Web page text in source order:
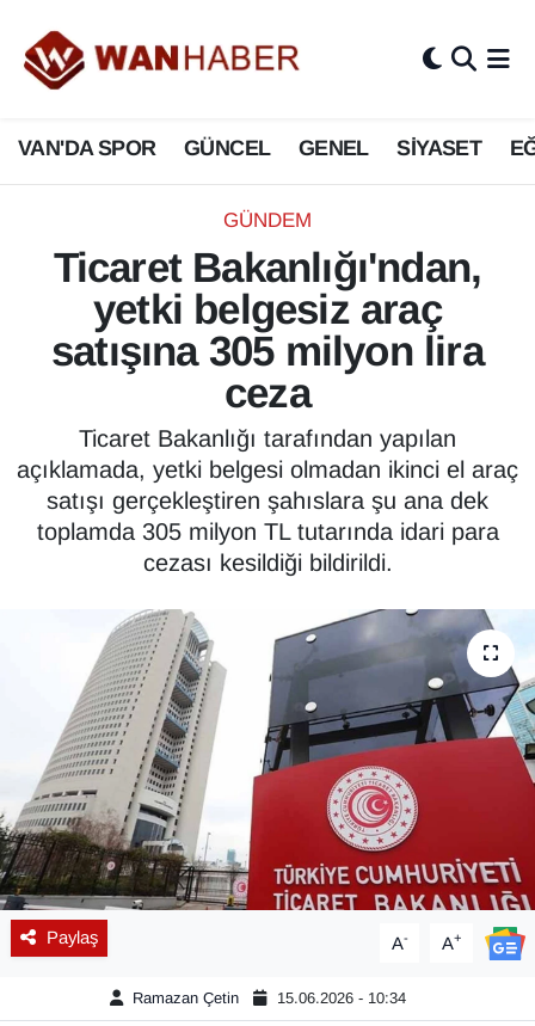
VAN'DA SPOR GÜNCEL GENEL SİYASET
GÜNDEM
Ticaret Bakanlığı'ndan,
yetki belgesiz araç
satışına 305 milyon lira
ceza
Ticaret Bakanlığı tarafından yapılan
açıklamada, yetki belgesi olmadan ikinci el araç
satışı gerçekleştiren şahıslara şu ana dek
toplamda 305 milyon TL tutarında idari para
cezası kesildiği bildirildi.
Paylaş A- A+
Ramazan Çetin 15.06.2026 - 10:34
3.SAYFA
ASAYİŞ
BİLİM VE TEKNOLOJİ
Biyografi
Bölge Haberleri
Deprem
Dernekler, Odalar
DÜNYA
EĞİTİM
EKONOMİ
Eleman
Emlak
En çok konuşulanlar
GENEL
Van Nöbetçi Eczaneler
Van Hava Durumu
Van Namaz Vakitleri
Van Trafik Yoğunluk Haritası
Süper Lig Puan Durumu ve Fikstür
Son Dakika Haberleri
Haber Arşivi